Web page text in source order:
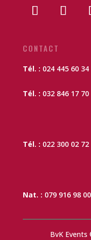
CONTACT
Tél. : 024 445 60 34
Tél. : 032 846 17 70
Tél. : 022 300 02 72
Nat. : 079 916 98 00
BvK